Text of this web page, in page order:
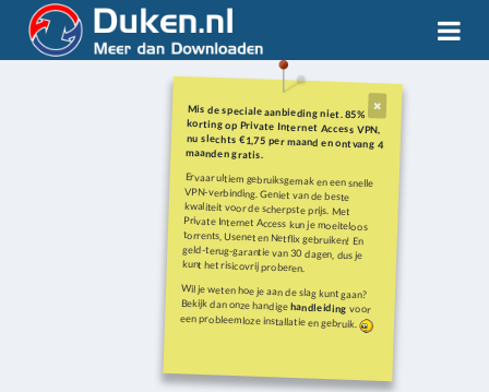
Mis de speciale aanbieding niet. 85%
korting op Private Internet Access VPN,
nu slechts €1,75 per maand en ontvang 4
maanden gratis.
Ervaar ultiem gebruiksgemak en een snelle
VPN-verbinding. Geniet van de beste
kwaliteit voor de scherpste prijs. Met
Private Internet Access kun je moeiteloos
torrents, Usenet en Netflix gebruiken! En
geld-terug-garantie van 30 dagen, dus je
kunt het risicovrij proberen.
Wil je weten hoe je aan de slag kunt gaan?
Bekijk dan onze handigehandleiding voor
een probleemloze installatie en gebruik.